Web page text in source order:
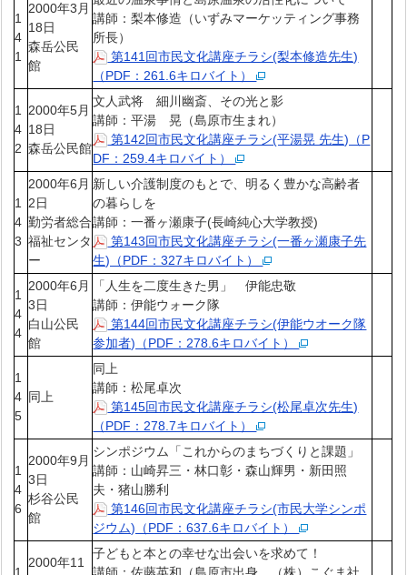
1
4
1
2000年3月
18日
森岳公民
館
講師：梨本修造（いずみマーケッティング事務
所長）
第141回市民文化講座チラシ(梨本修造先生)
（PDF：261.6キロバイト）
1
4
2
2000年5月
18日
森岳公民館
文人武将 細川幽斎、その光と影
講師：平湯 晃（島原市生まれ）
第142回市民文化講座チラシ(平湯晃 先生)（P
DF：259.4キロバイト）
1
4
3
2000年6月
2日
勤労者総合
福祉センタ
ー
新しい介護制度のもとで、明るく豊かな高齢者
の暮らしを
講師：一番ヶ瀬康子(長崎純心大学教授)
第143回市民文化講座チラシ(一番ヶ瀬康子先
生)（PDF：327キロバイト）
1
4
4
2000年6月
3日
白山公民
館
「人生を二度生きた男」 伊能忠敬
講師：伊能ウォーク隊
第144回市民文化講座チラシ(伊能ウオーク隊
参加者)（PDF：278.6キロバイト）
1
4
5
同上
同上
講師：松尾卓次
第145回市民文化講座チラシ(松尾卓次先生)
（PDF：278.7キロバイト）
1
4
6
2000年9月
3日
杉谷公民
館
シンポジウム「これからのまちづくりと課題」
講師：山崎昇三・林口彰・森山輝男・新田照
夫・猪山勝利
第146回市民文化講座チラシ(市民大学シンポ
ジウム)（PDF：637.6キロバイト）
1
2000年11
子どもと本との幸せな出会いを求めて！
講師：佐藤英和（島原市出身 （株）こぐま社